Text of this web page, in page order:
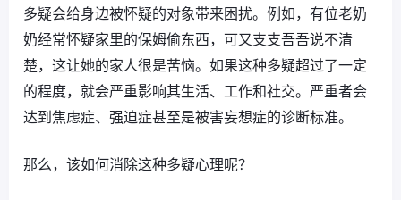
多疑会给身边被怀疑的对象带来困扰。例如，有位老奶
奶经常怀疑家里的保姆偷东西，可又支支吾吾说不清
楚，这让她的家人很是苦恼。如果这种多疑超过了一定
的程度，就会严重影响其生活、工作和社交。严重者会
达到焦虑症、强迫症甚至是被害妄想症的诊断标准。
那么，该如何消除这种多疑心理呢？